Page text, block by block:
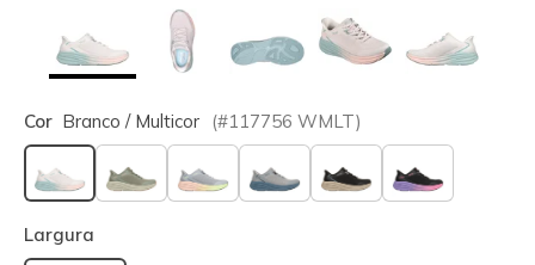
Cor Branco / Multicor (#117756 WMLT)
selecionado
Largura